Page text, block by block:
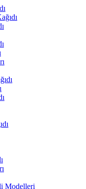
Modelleri